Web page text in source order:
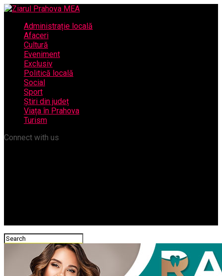
Administrație locală
Afaceri
Cultură
Eveniment
Exclusiv
Politică locală
Social
Sport
Știri din județ
Viața în Prahova
Turism
Connect with us